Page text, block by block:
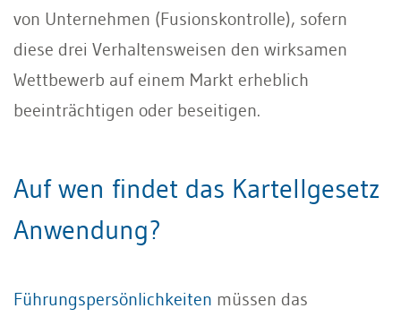
von Unternehmen (Fusionskontrolle), sofern
diese drei Verhaltensweisen den wirksamen
Wettbewerb auf einem Markt erheblich
beeinträchtigen oder beseitigen.
Auf wen findet das Kartellgesetz
Anwendung?
Führungspersönlichkeiten müssen das